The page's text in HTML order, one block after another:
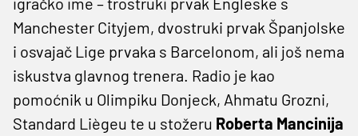
Manchester Cityjem, dvostruki prvak Španjolske
i osvajač Lige prvaka s Barcelonom, ali još nema
iskustva glavnog trenera. Radio je kao
pomoćnik u Olimpiku Donjeck, Ahmatu Grozni,
Standard Liègeu te u stožeru Roberta Mancinija